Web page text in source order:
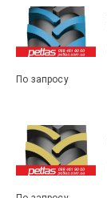
По запросу